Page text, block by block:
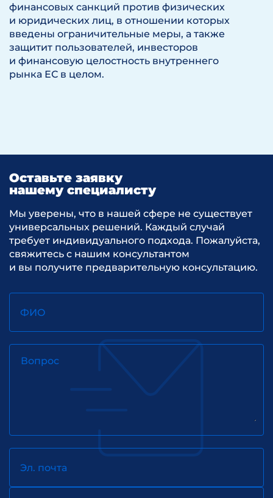
финансовых санкций против физических
и юридических лиц, в отношении которых
введены ограничительные меры, а также
защитит пользователей, инвесторов
и финансовую целостность внутреннего
рынка ЕС в целом.
Оставьте заявку
нашему специалисту
Мы уверены, что в нашей сфере не существует
универсальных решений. Каждый случай
требует индивидуального подхода. Пожалуйста,
свяжитесь с нашим консультантом
и вы получите предварительную консультацию.
ФИО
Вопрос
Эл. почта